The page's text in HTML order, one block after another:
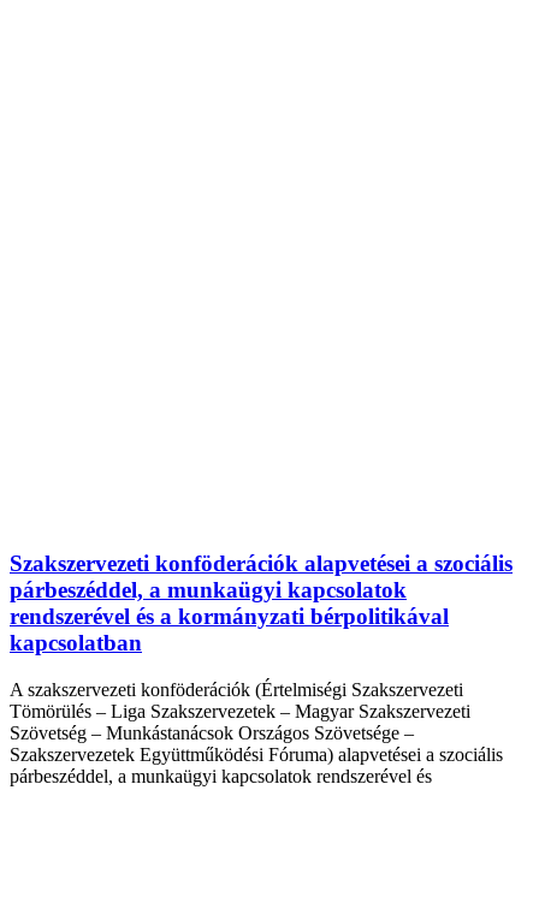
Szakszervezeti konföderációk alapvetései a szociális
párbeszéddel, a munkaügyi kapcsolatok
rendszerével és a kormányzati bérpolitikával
kapcsolatban
A szakszervezeti konföderációk (Értelmiségi Szakszervezeti
Tömörülés – Liga Szakszervezetek – Magyar Szakszervezeti
Szövetség – Munkástanácsok Országos Szövetsége –
Szakszervezetek Együttműködési Fóruma) alapvetései a szociális
párbeszéddel, a munkaügyi kapcsolatok rendszerével és